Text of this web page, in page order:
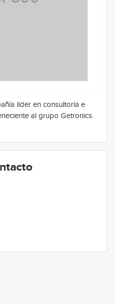
líder en consultoría e
al grupo Getronics.